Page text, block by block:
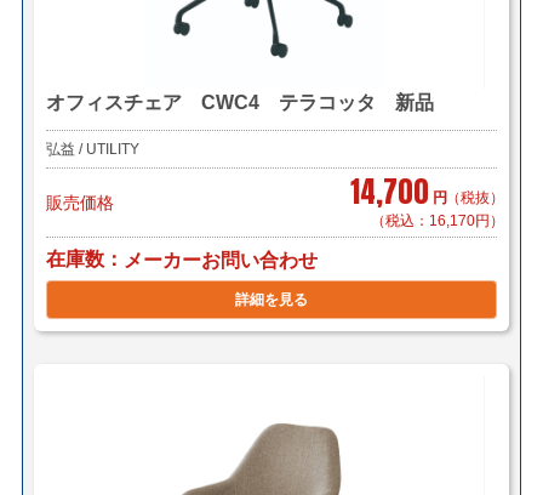
オフィスチェア CWC4 テラコッタ 新品
弘益 / UTILITY
販売価格 14,700 円 （税抜）
（税込：16,170円）
在庫数 メーカーお問い合わせ
詳細を見る